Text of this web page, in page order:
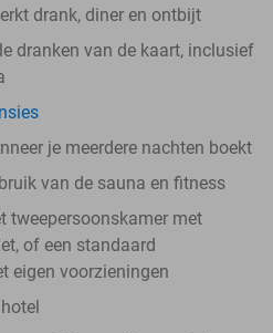
drank, diner en ontbijt
dranken van de kaart, inclusief
je meerdere nachten boekt
van de sauna en fitness
tweepersoonskamer met
of een standaard
eigen voorzieningen